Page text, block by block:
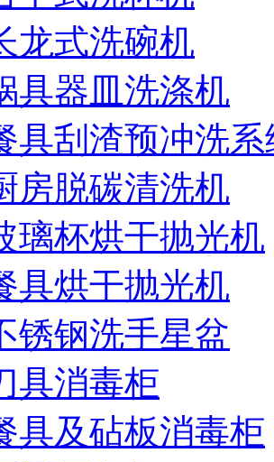
龙式洗碗机
具器皿洗涤机
具刮渣预冲洗系
房脱碳清洗机
璃杯烘干抛光机
具烘干抛光机
锈钢洗手星盆
具消毒柜
具及砧板消毒柜